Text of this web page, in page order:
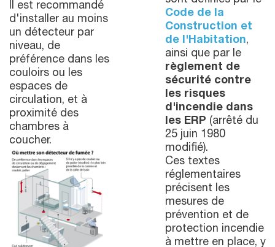
Il est recommandé
d'installer au moins
un détecteur par
niveau, de
préférence dans les
couloirs ou les
espaces de
circulation, et à
proximité des
chambres à
coucher.
Code de la
Construction et
de l'Habitation,
ainsi que par le
règlement de
sécurité contre
les risques
d'incendie dans
les ERP (arrêté du
25 juin 1980
modifié).
Ces textes
réglementaires
précisent les
mesures de
prévention et de
protection incendie
à mettre en place, y